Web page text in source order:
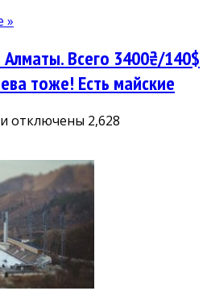
»
Всего 3400₴/140$
тоже! Есть майские
к
из
Львова
в
Алматы.
Всего
3400₴/140$
*ОБНОВЛЕНО*
отключены 2,628